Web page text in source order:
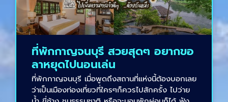
ที่พักกาญจนบุรี สวยสุดๆ อยากขอ
ลาหยุดไปนอนเล่น
ที่พักกาญจนบุรี เมื่อพูดถึงสถานที่แห่งนี้ต้องบอกเลย
ว่าเป็นเมืองท่องเที่ยวที่ใครๆก็ควรไปสักครั้ง ไปว่าย